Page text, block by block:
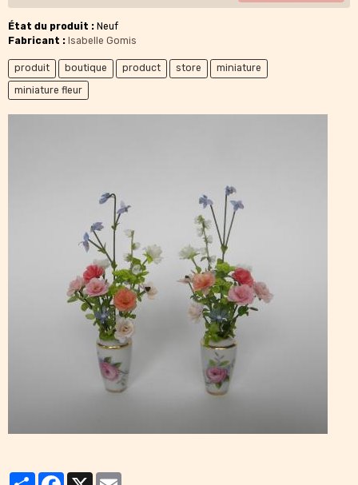
État du produit : Neuf
Fabricant : Isabelle Gomis
produit boutique product store
miniature
miniature fleur
PartagerFacebook
X